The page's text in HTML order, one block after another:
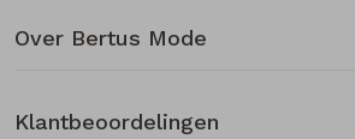
Over Bertus Mode
Klantbeoordelingen